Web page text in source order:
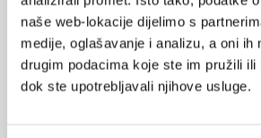
naše web-lokacije dijelimo s
medije, oglašavanje i analizu, a oni ih
drugim podacima koje ste im pružili ili
dok ste upotrebljavali njihove usluge.
19.06.2024.
Farmakoterapija ADHD-a smanjuje
radnji kod adolescenata